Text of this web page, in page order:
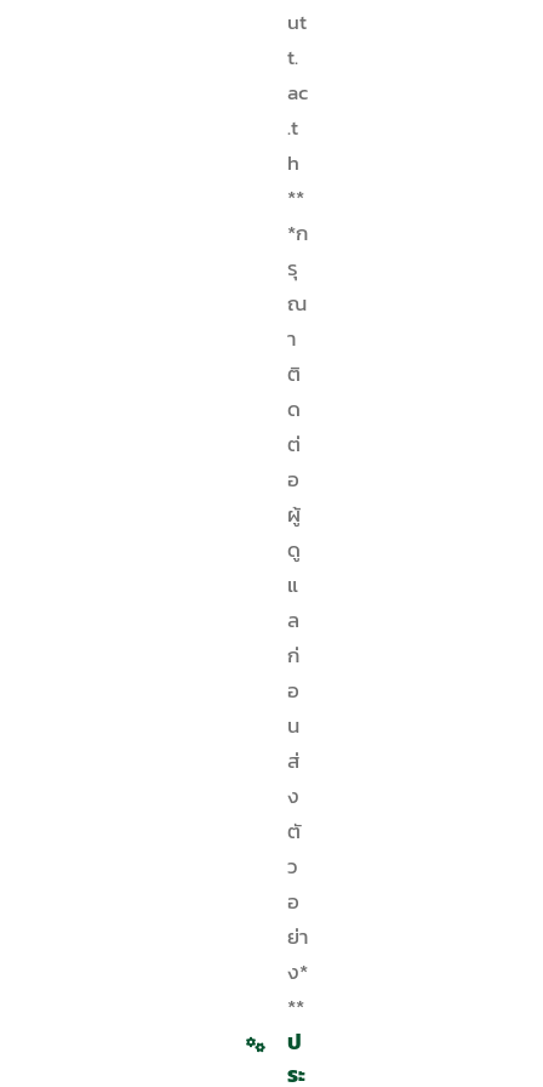
ut
t.
ac
.t
h
**
*ก
รุ
ณ
า
ติ
ด
ต่
อ
ผู้
ดู
แ
ล
ก่
อ
น
ส่
ง
ตั
ว
อ
ย่า
ง*
**
ป
ระ